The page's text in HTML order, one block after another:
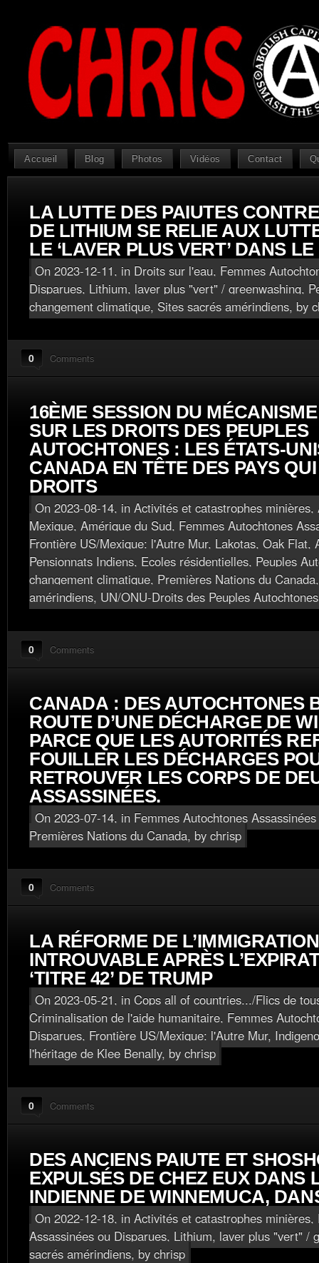
Accueil Blog Photos Vidéos Contact
LA LUTTE DES PAIUTES
DE LITHIUM SE RELIE AUX
LE ‘LAVER PLUS VERT’ DANS
On 2023-12-11, in Droits sur l'eau, Femmes
Disparues, Lithium, laver plus "vert" / greenwashing,
changement climatique, Sites sacrés amérindiens, by
0 Comments
16ÈME SESSION DU
SUR LES DROITS DES PEUPLES
AUTOCHTONES : LES ÉTATS-
CANADA EN TÊTE DES PAYS
DROITS
On 2023-08-14, in Activités et catastrophes minières,
Mexique, Amérique du Sud, Femmes Autochtones
Frontière US/Mexique: l'Autre Mur, Lakotas, Oak Flat,
Pensionnats Indiens, Ecoles résidentielles, Peuples
changement climatique, Premières Nations du Canada
amérindiens, UN/ONU-Droits des Peuples Autochtones
0 Comments
CANADA : DES AUTOCHTONES
ROUTE D’UNE DÉCHARGE DE
PARCE QUE LES AUTORITÉS
FOUILLER LES DÉCHARGES
RETROUVER LES CORPS DE
ASSASSINÉES.
On 2023-07-14, in Femmes Autochtones
Premières Nations du Canada, by chrisp
0 Comments
LA RÉFORME DE
INTROUVABLE APRÈS
‘TITRE 42’ DE TRUMP
On 2023-05-21, in Cops all of countries.../Flics de
Criminalisation de l'aide humanitaire, Femmes
Disparues, Frontière US/Mexique: l'Autre Mur,
l'héritage de Klee Benally, by chrisp
0 Comments
DES ANCIENS PAIUTE ET
EXPULSÉS DE CHEZ EUX DANS
INDIENNE DE WINNEMUCA,
On 2022-12-18, in Activités et catastrophes minières,
Assassinées ou Disparues, Lithium, laver plus "vert" /
sacrés amérindiens, by chrisp